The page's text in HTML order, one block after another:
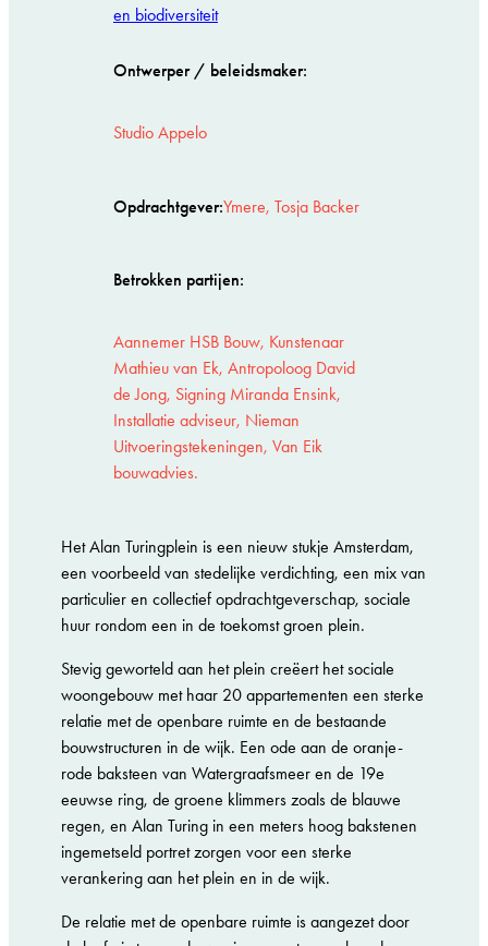
en biodiversiteit
Ontwerper / beleidsmaker:
Studio Appelo
Opdrachtgever:Ymere, Tosja Backer
Betrokken partijen:
Aannemer HSB Bouw, Kunstenaar
Mathieu van Ek, Antropoloog David
de Jong, Signing Miranda Ensink,
Installatie adviseur, Nieman
Uitvoeringstekeningen, Van Eik
bouwadvies.
Het Alan Turingplein is een nieuw stukje Amsterdam,
een voorbeeld van stedelijke verdichting, een mix van
particulier en collectief opdrachtgeverschap, sociale
huur rondom een in de toekomst groen plein.
Stevig geworteld aan het plein creëert het sociale
woongebouw met haar 20 appartementen een sterke
relatie met de openbare ruimte en de bestaande
bouwstructuren in de wijk. Een ode aan de oranje-
rode baksteen van Watergraafsmeer en de 19e
eeuwse ring, de groene klimmers zoals de blauwe
regen, en Alan Turing in een meters hoog bakstenen
ingemetseld portret zorgen voor een sterke
verankering aan het plein en in de wijk.
De relatie met de openbare ruimte is aangezet door